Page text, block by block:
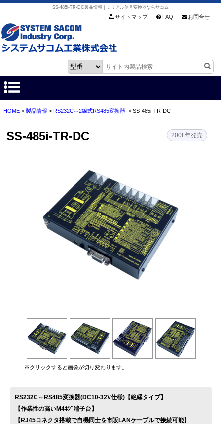
SS-485i-TR-DC製品情報｜シリアル信号変換器ならサコム
サイトマップ FAQ お問合せ
HOME
お客様サポート
会社情報
お問い合わせ
HOME> 製品情報 > RS232C⇔2線式RS485変換器> SS-485i-TR-DC
SS-485i-TR-DC 2008年発売
※クリックすると画像が切り変わります。
RS232C⇔RS485変換器(DC10-32V仕様)【絶縁タイプ】
【作業性の高いM4ﾈｼﾞ端子台】
【RJ45コネクタ搭載で自機同士を市販LANケーブルで接続可能】